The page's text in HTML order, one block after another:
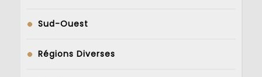
Sud-Ouest
Régions Diverses